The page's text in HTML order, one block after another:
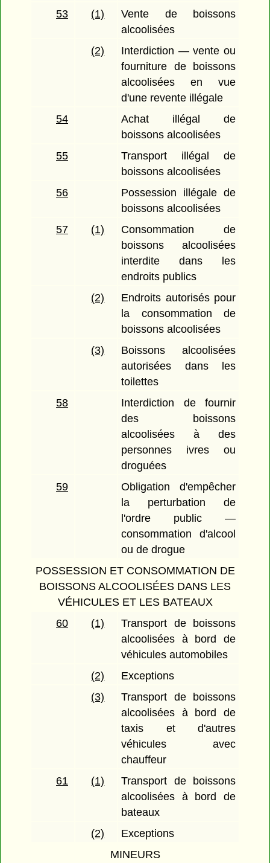
53
(1)
Vente de boissons
alcoolisées
(2)
Interdiction — vente ou
fourniture de boissons
alcoolisées en vue
d'une revente illégale
54
Achat illégal de
boissons alcoolisées
55
Transport illégal de
boissons alcoolisées
56
Possession illégale de
boissons alcoolisées
57
(1)
Consommation de
boissons alcoolisées
interdite dans les
endroits publics
(2)
Endroits autorisés pour
la consommation de
boissons alcoolisées
(3)
Boissons alcoolisées
autorisées dans les
toilettes
58
Interdiction de fournir
des boissons
alcoolisées à des
personnes ivres ou
droguées
59
Obligation d'empêcher
la perturbation de
l'ordre public —
consommation d'alcool
ou de drogue
POSSESSION ET CONSOMMATION DE
BOISSONS ALCOOLISÉES DANS LES
VÉHICULES ET LES BATEAUX
60
(1)
Transport de boissons
alcoolisées à bord de
véhicules automobiles
(2)
Exceptions
(3)
Transport de boissons
alcoolisées à bord de
taxis et d'autres
véhicules avec
chauffeur
61
(1)
Transport de boissons
alcoolisées à bord de
bateaux
(2)
Exceptions
MINEURS